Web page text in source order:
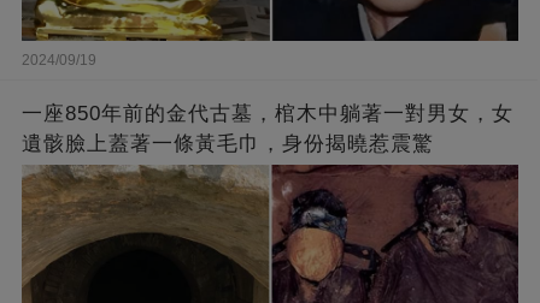
2024/09/19
一座850年前的金代古墓，棺木中躺著一對男女，女
遺骸臉上蓋著一條黃毛巾，身份揭曉惹震驚